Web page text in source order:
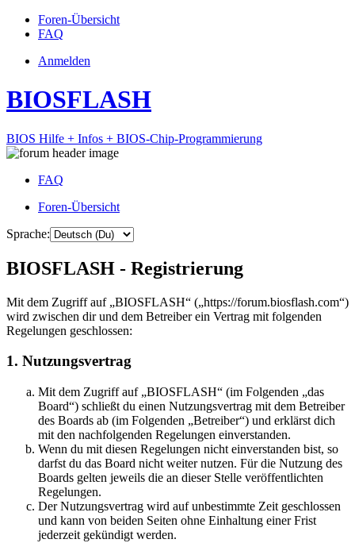
Foren-Übersicht
FAQ
Anmelden
BIOSFLASH
BIOS Hilfe + Infos + BIOS-Chip-Programmierung
FAQ
Foren-Übersicht
Sprache:
BIOSFLASH - Registrierung
Mit dem Zugriff auf „BIOSFLASH“ („https://forum.biosflash.com“)
wird zwischen dir und dem Betreiber ein Vertrag mit folgenden
Regelungen geschlossen:
1. Nutzungsvertrag
Mit dem Zugriff auf „BIOSFLASH“ (im Folgenden „das
Board“) schließt du einen Nutzungsvertrag mit dem Betreiber
des Boards ab (im Folgenden „Betreiber“) und erklärst dich
mit den nachfolgenden Regelungen einverstanden.
Wenn du mit diesen Regelungen nicht einverstanden bist, so
darfst du das Board nicht weiter nutzen. Für die Nutzung des
Boards gelten jeweils die an dieser Stelle veröffentlichten
Regelungen.
Der Nutzungsvertrag wird auf unbestimmte Zeit geschlossen
und kann von beiden Seiten ohne Einhaltung einer Frist
jederzeit gekündigt werden.